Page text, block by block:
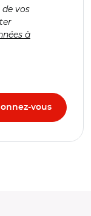
vos
à